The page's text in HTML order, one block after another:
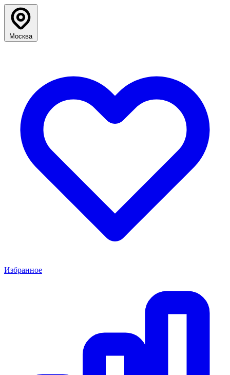
Москва
Избранное